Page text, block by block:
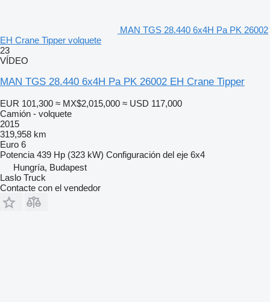
MAN TGS 28.440 6x4H Pa PK 26002
EH Crane Tipper volquete
23
VÍDEO
MAN TGS 28.440 6x4H Pa PK 26002 EH Crane Tipper
EUR 101,300 ≈ MX$2,015,000 ≈ USD 117,000
Camión - volquete
2015
319,958 km
Euro 6
Potencia 439 Hp (323 kW) Configuración del eje 6x4
Hungría, Budapest
Laslo Truck
Contacte con el vendedor